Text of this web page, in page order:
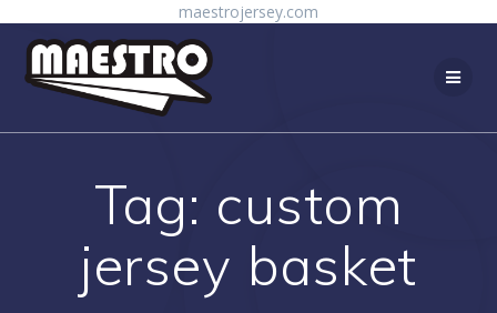
maestrojersey.com
Tag: custom
jersey basket